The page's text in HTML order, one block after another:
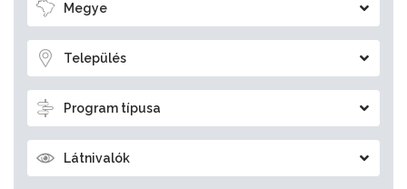
Megye
Település
Program típusa
Látnivalók